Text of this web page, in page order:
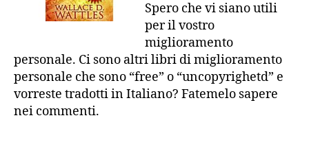
Spero che vi siano utili
per il vostro
miglioramento
personale. Ci sono altri libri di miglioramento
personale che sono “free” o “uncopyrighetd” e
vorreste tradotti in Italiano? Fatemelo sapere
nei commenti.